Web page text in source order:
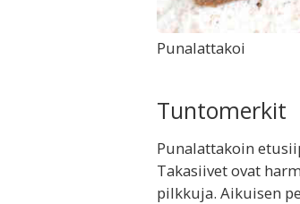
Punalattakoi
Tuntomerkit
Punalattakoin
Takasiivet ovat
pilkkuja. Aikuisen